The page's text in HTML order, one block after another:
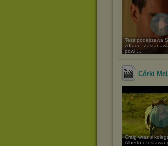
Tess podejrzewa
zdradę.
powi ...
Córki
Craig wraz z
Alberto i zostawia